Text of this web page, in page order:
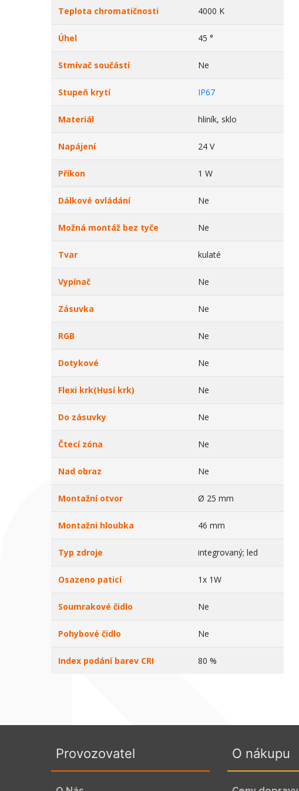
Teplota chromatičnosti 4000 K
Úhel 45 °
Stmívač součástí Ne
Stupeň krytí IP67
Materiál hliník, sklo
Napájení 24 V
Příkon 1 W
Dálkové ovládání Ne
Možná montáž bez tyče Ne
Tvar kulaté
Vypínač Ne
Zásuvka Ne
RGB Ne
Dotykové Ne
Flexi krk(Husí krk) Ne
Do zásuvky Ne
Čtecí zóna Ne
Nad obraz Ne
Montažní otvor Ø 25 mm
Montažni hloubka 46 mm
Typ zdroje integrovaný; led
Osazeno paticí 1x 1W
Soumrakové čidlo Ne
Pohybové čidlo Ne
Index podání barev CRI 80 %
Provozovatel O nákupu